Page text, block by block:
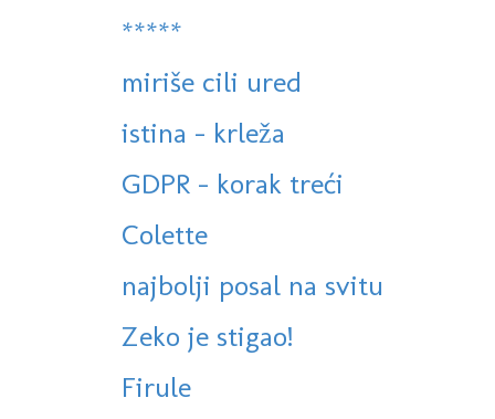
*****
miriše cili ured
istina - krleža
GDPR - korak treći
Colette
najbolji posal na svitu
Zeko je stigao!
Firule